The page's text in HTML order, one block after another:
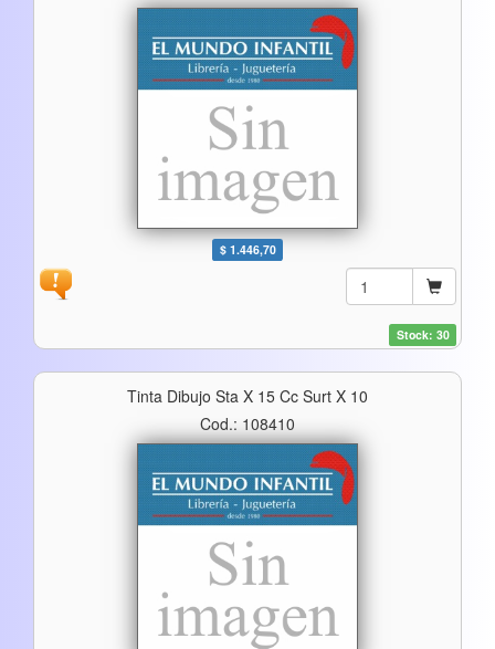
$ 1.446,70
Stock: 30
Tinta Dibujo Sta X 15 Cc Surt X 10
Cod.: 108410